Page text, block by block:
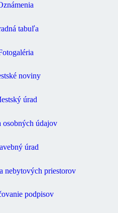
tabuľa
noviny
úrad
osobných údajov
úrad
nebytových priestorov
podpisov